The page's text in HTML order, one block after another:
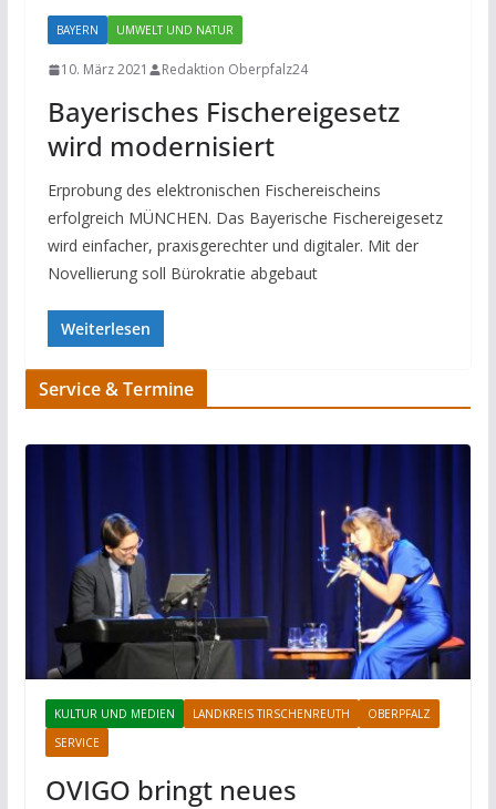
BAYERN UMWELT UND NATUR
10. März 2021 Redaktion Oberpfalz24
Bayerisches Fischereigesetz
wird modernisiert
Erprobung des elektronischen Fischereischeins
erfolgreich MÜNCHEN. Das Bayerische Fischereigesetz
wird einfacher, praxisgerechter und digitaler. Mit der
Novellierung soll Bürokratie abgebaut
Weiterlesen
Service & Termine
KULTUR UND MEDIEN LANDKREIS TIRSCHENREUTH
OBERPFALZ
SERVICE
OVIGO bringt neues